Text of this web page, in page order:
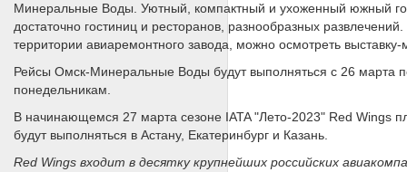
Минеральные Воды. Уютный, компактный и ухоженный южный
достаточно гостиниц и ресторанов, разнообразных
территории авиаремонтного завода, можно осмотреть
Рейсы Омск-Минеральные Воды будут выполняться с 26
понедельникам.
В начинающемся 27 марта сезоне IATA "Лето-2023" Red Wings
будут выполняться в Астану, Екатеринбург и Казань.
Red Wings входит в десятку крупнейших российских